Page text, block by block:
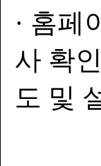
· 홈페
사 확
도 및